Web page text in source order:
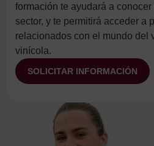
formación te ayudará a
sector, y te permitirá acceder a
relacionados con el mundo del
vinícola.
SOLICITAR INFORMACIÓN